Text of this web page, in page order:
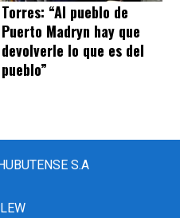
Torres: “Al pueblo de
Puerto Madryn hay que
devolverle lo que es del
pueblo”
S.A